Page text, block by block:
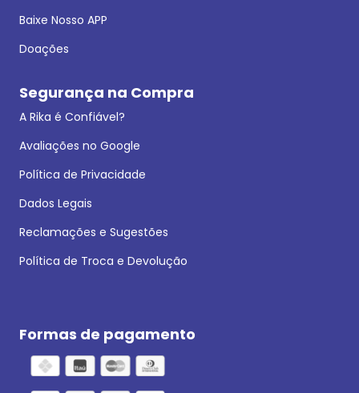
Baixe Nosso APP
Doações
Segurança na Compra
A Rika é Confiável?
Avaliações no Google
Política de Privacidade
Dados Legais
Reclamações e Sugestões
Política de Troca e Devolução
Formas de pagamento